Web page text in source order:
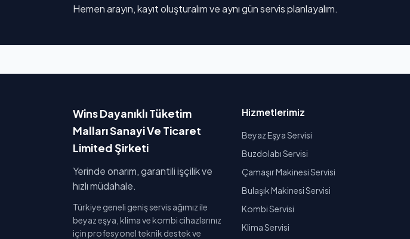
Hemen arayın, kayıt oluşturalım ve aynı gün servis planlayalım.
Wins Dayanıklı Tüketim
Malları Sanayi Ve Ticaret
Limited Şirketi
Yerinde onarım, garantili işçilik ve
hızlı müdahale.
Türkiye geneli geniş servis ağımız ile
beyaz eşya, klima ve kombi cihazlarınız
için profesyonel teknik destek ve
Hizmetlerimiz
Beyaz Eşya Servisi
Buzdolabı Servisi
Çamaşır Makinesi Servisi
Bulaşık Makinesi Servisi
Kombi Servisi
Klima Servisi